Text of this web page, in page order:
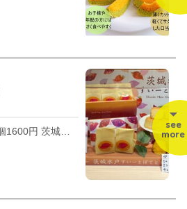
1個400円 ２個800円 ４個1600円 茨城県産のいもをたっぷりと使用し、ねっとり濃厚なすいーとぽてとに仕上がりました！ 冷やして食べると甘さが控えめに感じます
see
more